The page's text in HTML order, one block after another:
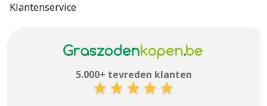
Klantenservice
5.000+ tevreden klanten